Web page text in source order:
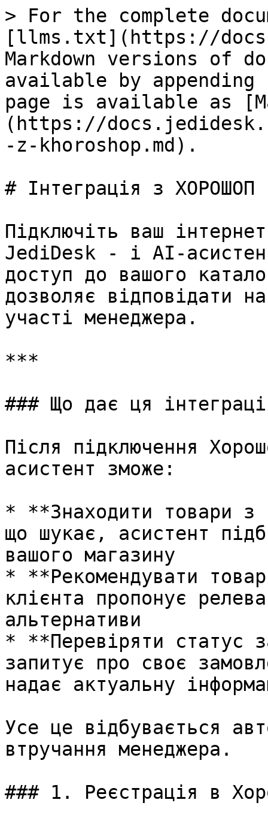
> For the complete
[llms.txt](https://
Markdown versions of
available by
page is available as
(https://
-z-khoroshop.md).
# Інтеграція з ХОРОШОП
Підключіть ваш
JediDesk - і AI-
доступ до вашого
дозволяє відповідати
участі менеджера.
***
### Що дає ця
Після підключення
асистент зможе:
* **Знаходити товари
що шукає, асистент
вашого магазину
* **Рекомендувати
клієнта пропонує
альтернативи
* **Перевіряти статус
запитує про своє
надає актуальну
Усе це відбувається
втручання менеджера.
### 1. Реєстрація в